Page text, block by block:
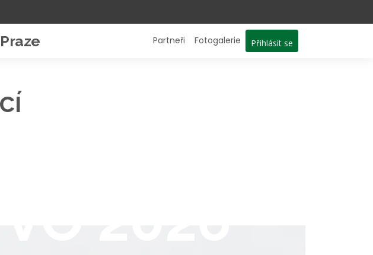
Partneři Fotogalerie Přihlásit se
2026